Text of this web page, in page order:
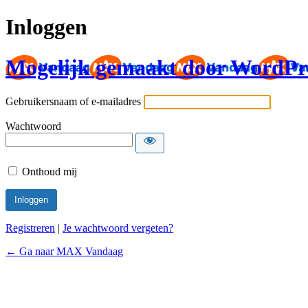
Inloggen
Mogelijk gemaakt door
Gebruikersnaam of e-mailadres
Wachtwoord
Onthoud mij
Registreren | Je wachtwoord vergeten?
← Ga naar MAX Vandaag